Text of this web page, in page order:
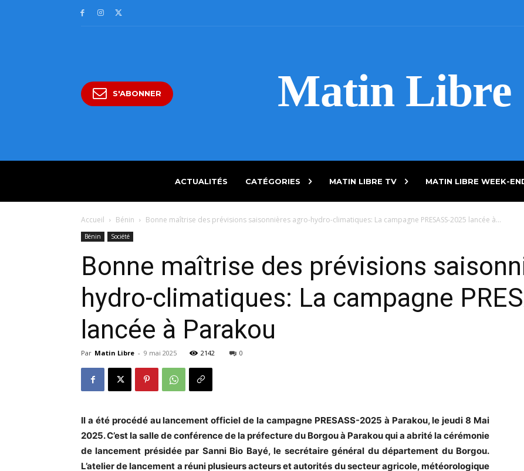
S'ABONNER Matin Libre
ACTUALITÉS CATÉGORIES MATIN LIBRE TV MATIN LIBRE WEEK-
Accueil Bénin Bonne maîtrise des prévisions saisonnières agro-hydro-climatiques: La campagne PRESASS-2025 lancée à...
Bénin Société
Bonne maîtrise des prévisions
hydro-climatiques: La campagne
lancée à Parakou
Par Matin Libre - 9 mai 2025 2142 0
Il a été procédé au lancement officiel de la campagne PRESASS-2025 à Parakou, le jeudi 8 Mai
2025. C’est la salle de conférence de la préfecture du Borgou à Parakou qui a abrité la cérémonie
de lancement présidée par Sanni Bio Bayé, le secrétaire général du département du Borgou.
L’atelier de lancement a réuni plusieurs acteurs et autorités du secteur agricole, météorologique